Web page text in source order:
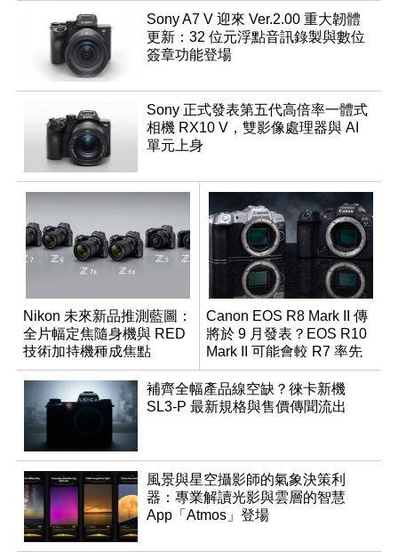
Sony A7 V 迎來 Ver.2.00 重大韌體
更新：32 位元浮點音訊錄製與數位
簽章功能登場
Sony 正式發表第五代高倍率一體式
相機 RX10 V，雙影像處理器與 AI
單元上身
Nikon 未來新品推測藍圖：
全片幅定焦隨身機與 RED
技術加持機種成焦點
Canon EOS R8 Mark II 傳
將於 9 月發表？EOS R10
Mark II 可能會較 R7 率先
推出
補齊全幅產品線空缺？徠卡新機
SL3-P 最新規格與售價傳聞流出
風景與星空攝影師的氣象決策利
器：專業解讀光影與雲層的智慧
App「Atmos」登場